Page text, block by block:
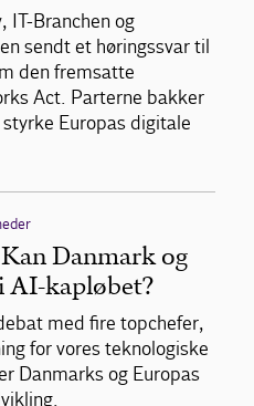
IT-Branchen og
sendt et høringssvar til
den fremsatte
Act. Parterne bakker
Europas digitale
Danmark og
AI-kapløbet?
med fire topchefer,
for vores teknologiske
Danmarks og Europas